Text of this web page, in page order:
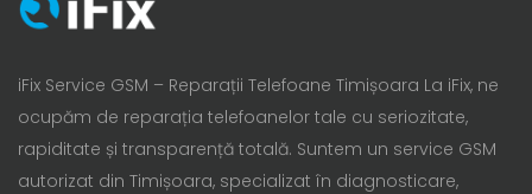
iFix Service GSM – Reparații Telefoane Timișoara La iFix, ne
ocupăm de reparația telefoanelor tale cu seriozitate,
rapiditate și transparență totală. Suntem un service GSM
autorizat din Timișoara, specializat în diagnosticare,